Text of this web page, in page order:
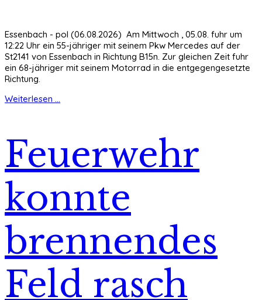
Essenbach - pol (06.08.2026) Am Mittwoch , 05.08. fuhr um
12:22 Uhr ein 55-jähriger mit seinem Pkw Mercedes auf der
St2141 von Essenbach in Richtung B15n. Zur gleichen Zeit fuhr
ein 68-jähriger mit seinem Motorrad in die entgegengesetzte
Richtung.
Weiterlesen ...
Feuerwehr
konnte
brennendes
Feld rasch